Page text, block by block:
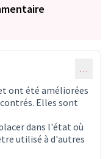
384) …
ont été améliorées
Elles sont
dans l'état où
utilisé à d'autres